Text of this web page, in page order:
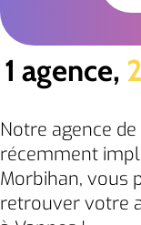
1 agence,
Notre agence
récemment
Morbihan, vous
retrouver votre